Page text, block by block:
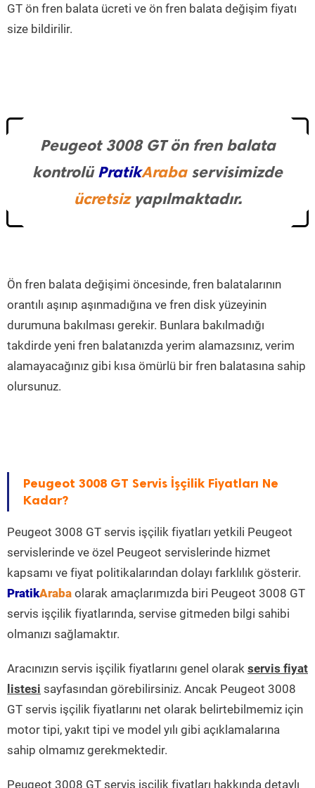
GT ön fren balata ücreti ve ön fren balata değişim fiyatı
size bildirilir.
Peugeot 3008 GT ön fren balata
kontrolüPratikArabaservisimizde
ücretsizyapılmaktadır.
Ön fren balata değişimi öncesinde, fren balatalarının
orantılı aşınıp aşınmadığına ve fren disk yüzeyinin
durumuna bakılması gerekir. Bunlara bakılmadığı
takdirde yeni fren balatanızda yerim alamazsınız, verim
alamayacağınız gibi kısa ömürlü bir fren balatasına sahip
olursunuz.
Peugeot 3008 GT Servis İşçilik Fiyatları Ne
Kadar?
Peugeot 3008 GT servis işçilik fiyatları yetkili Peugeot
servislerinde ve özel Peugeot servislerinde hizmet
kapsamı ve fiyat politikalarından dolayı farklılık gösterir.
PratikAraba olarak amaçlarımızda biri Peugeot 3008 GT
servis işçilik fiyatlarında, servise gitmeden bilgi sahibi
olmanızı sağlamaktır.
Aracınızın servis işçilik fiyatlarını genel olarak servis fiyat
listesi sayfasından görebilirsiniz. Ancak Peugeot 3008
GT servis işçilik fiyatlarını net olarak belirtebilmemiz için
motor tipi, yakıt tipi ve model yılı gibi açıklamalarına
sahip olmamız gerekmektedir.
Peugeot 3008 GT servis işçilik fiyatları hakkında detaylı